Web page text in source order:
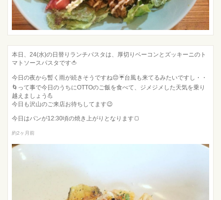
本日、24(水)の日替りランチパスタは、厚切りベーコンとズッキーニのト
マトソースパスタです🍅
今日の夜から暫く雨が続きそうですね😔☔️台風も来てるみたいですし・・
🌀って事で今日のうちにOTTOのご飯を食べて、ジメジメした天気を乗り
越えましょう💪
今日も沢山のご来店お待ちしてます😉
今日はパンが12:30頃の焼き上がりとなります🍞
約2ヶ月前